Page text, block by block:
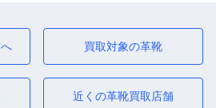
買取対象の革靴
近くの革靴買取店舗